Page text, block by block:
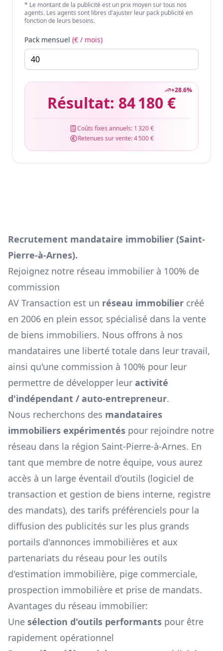
* Le montant de la publicité est un prix moyen sur tous nos
agents. Les agents sont libres d'ajuster leur pack publicité en
fonction de leurs besoins.
Pack mensuel (€ / mois)
+28.6%
Résultat: 84 180 €
Coûts fixes annuels: 1 320 €
Retenues sur vente:4 500 €
Recrutement mandataire immobilier (Saint-
Pierre-à-Arnes).
Rejoignez notre réseau immobilier à 100% de
commission
AV Transaction est un réseau immobilier créé
en 2006 en plein essor, spécialisé dans la vente
de biens immobiliers. Nous offrons à nos
mandataires une liberté totale dans leur travail,
ainsi qu'une commission à 100% pour leur
permettre de développer leur activité
d'indépendant / auto-entrepreneur.
Nous recherchons des mandataires
immobiliers expérimentés pour rejoindre notre
réseau dans la région Saint-Pierre-à-Arnes. En
tant que membre de notre équipe, vous aurez
accès à un large éventail d'outils (logiciel de
transaction et gestion de biens interne, registre
des mandats), des tarifs préférenciels pour la
diffusion des publicités sur les plus grands
portails d'annonces immobilières et aux
partenariats du réseau pour les outils
d'estimation immobilière, pige commerciale,
prospection immobilière et prise de mandats.
Avantages du réseau immobilier:
Une sélection d'outils performants pour être
rapidement opérationnel